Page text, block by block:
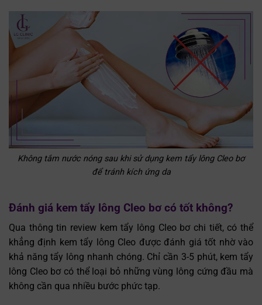
Không tắm nước nóng sau khi sử dụng kem tẩy lông Cleo bơ
để tránh kích ứng da
Đánh giá kem tẩy lông Cleo bơ có tốt không?
Qua thông tin review kem tẩy lông Cleo bơ chi tiết, có thể
khẳng định kem tẩy lông Cleo được đánh giá tốt nhờ vào
khả năng tẩy lông nhanh chóng. Chỉ cần 3-5 phút, kem tẩy
lông Cleo bơ có thể loại bỏ những vùng lông cứng đầu mà
không cần qua nhiều bước phức tạp.